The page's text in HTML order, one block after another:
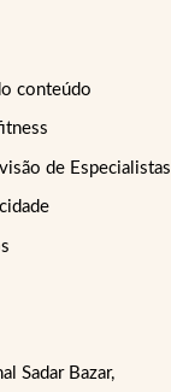
conteúdo
de Especialistas
Sadar Bazar,